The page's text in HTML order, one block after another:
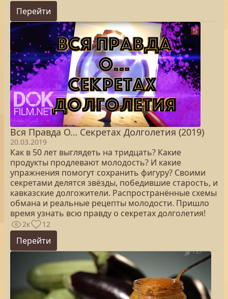
Перейти
Вся Правда О… Секретах Долголетия (2019)
20.03.2019
Как в 50 лет выглядеть на тридцать? Какие
продукты продлевают молодость? И какие
упражнения помогут сохранить фигуру? Своими
секретами делятся звёзды, победившие старость, и
кавказские долгожители. Распространённые схемы
обмана и реальные рецепты молодости. Пришло
время узнать всю правду о секретах долголетия!
2к 12
Перейти